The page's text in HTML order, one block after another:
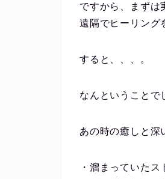
ですから、まずは
遠隔でヒーリング
すると、、、。
なんということで
あの時の癒しと深
・溜まっていたス